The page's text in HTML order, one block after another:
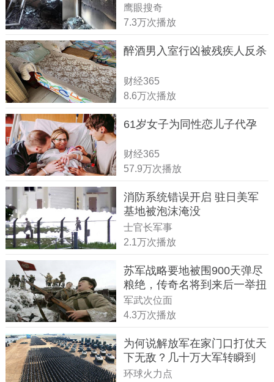
鹰眼搜奇
7.3万次播放
醉酒男入室行凶被残疾人反杀
财经365
8.6万次播放
61岁女子为同性恋儿子代孕
财经365
57.9万次播放
消防系统错误开启 驻日美军
基地被泡沫淹没
士官长军事
2.1万次播放
苏军战略要地被围900天弹尽
粮绝，传奇名将到来后一举扭
转战局
军武次位面
4.3万次播放
为何说解放军在家门口打仗天
下无敌？几十万大军转瞬到
达！
环球火力点